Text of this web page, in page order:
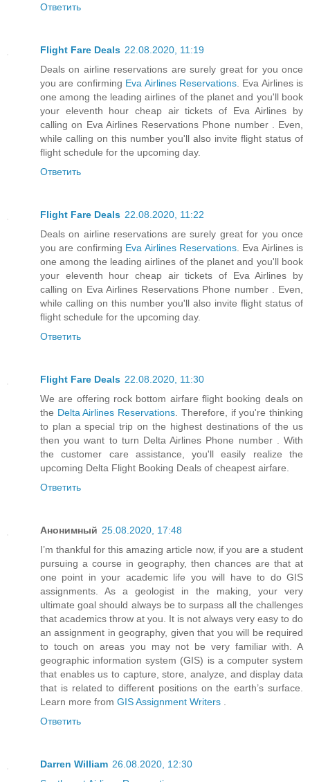
Ответить
Flight Fare Deals 22.08.2020, 11:19
Deals on airline reservations are surely great for you once
you are confirming Eva Airlines Reservations. Eva Airlines is
one among the leading airlines of the planet and you'll book
your eleventh hour cheap air tickets of Eva Airlines by
calling on Eva Airlines Reservations Phone number . Even,
while calling on this number you'll also invite flight status of
flight schedule for the upcoming day.
Ответить
Flight Fare Deals 22.08.2020, 11:22
Deals on airline reservations are surely great for you once
you are confirming Eva Airlines Reservations. Eva Airlines is
one among the leading airlines of the planet and you'll book
your eleventh hour cheap air tickets of Eva Airlines by
calling on Eva Airlines Reservations Phone number . Even,
while calling on this number you'll also invite flight status of
flight schedule for the upcoming day.
Ответить
Flight Fare Deals 22.08.2020, 11:30
We are offering rock bottom airfare flight booking deals on
the Delta Airlines Reservations . Therefore, if you're thinking
to plan a special trip on the highest destinations of the us
then you want to turn Delta Airlines Phone number . With
the customer care assistance, you'll easily realize the
upcoming Delta Flight Booking Deals of cheapest airfare.
Ответить
Анонимный 25.08.2020, 17:48
I’m thankful for this amazing article now, if you are a student
pursuing a course in geography, then chances are that at
one point in your academic life you will have to do GIS
assignments. As a geologist in the making, your very
ultimate goal should always be to surpass all the challenges
that academics throw at you. It is not always very easy to do
an assignment in geography, given that you will be required
to touch on areas you may not be very familiar with. A
geographic information system (GIS) is a computer system
that enables us to capture, store, analyze, and display data
that is related to different positions on the earth’s surface.
Learn more from GIS Assignment Writers
Ответить
Darren William 26.08.2020, 12:30